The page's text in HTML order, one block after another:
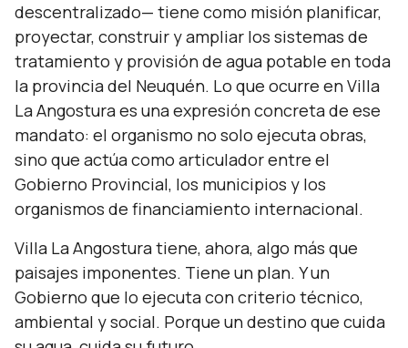
descentralizado— tiene como misión planificar,
proyectar, construir y ampliar los sistemas de
tratamiento y provisión de agua potable en toda
la provincia del Neuquén. Lo que ocurre en Villa
La Angostura es una expresión concreta de ese
mandato: el organismo no solo ejecuta obras,
sino que actúa como articulador entre el
Gobierno Provincial, los municipios y los
organismos de financiamiento internacional.
Villa La Angostura tiene, ahora, algo más que
paisajes imponentes. Tiene un plan. Y un
Gobierno que lo ejecuta con criterio técnico,
ambiental y social. Porque un destino que cuida